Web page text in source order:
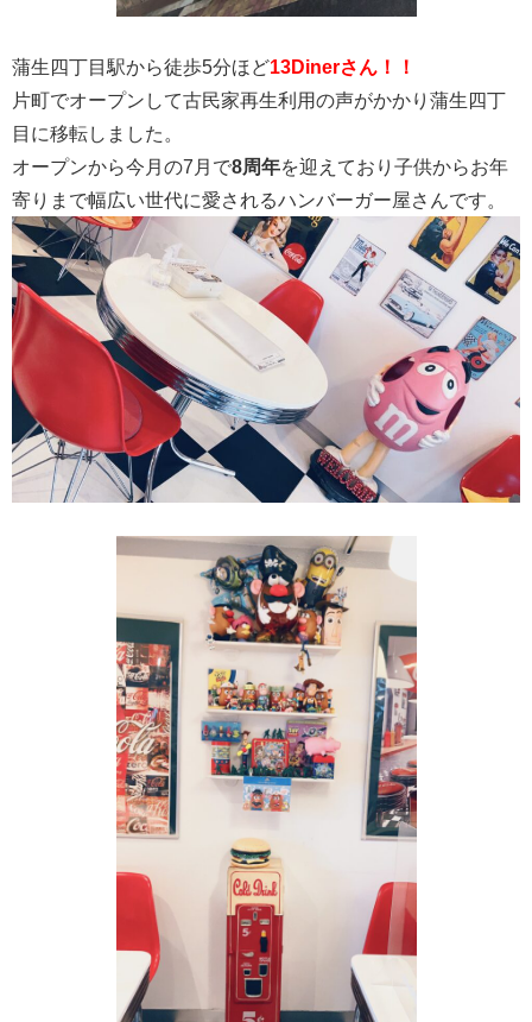
蒲生四丁目駅から徒歩5分ほど13Dinerさん！！
片町でオープンして古民家再生利用の声がかかり蒲生四丁
目に移転しました。
オープンから今月の7月で8周年を迎えており子供からお年
寄りまで幅広い世代に愛されるハンバーガー屋さんです。